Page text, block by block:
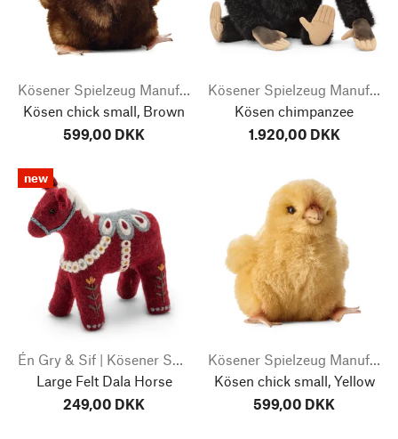
Kösener Spielzeug Manufaktur
Kösen chick small, Brown
599,00 DKK
Kösener Spielzeug Manufaktur
Kösen chimpanzee
1.920,00 DKK
new
Én Gry & Sif | Kösener Spielzeug Manufaktur
Large Felt Dala Horse
249,00 DKK
Kösener Spielzeug Manufaktur
Kösen chick small, Yellow
599,00 DKK